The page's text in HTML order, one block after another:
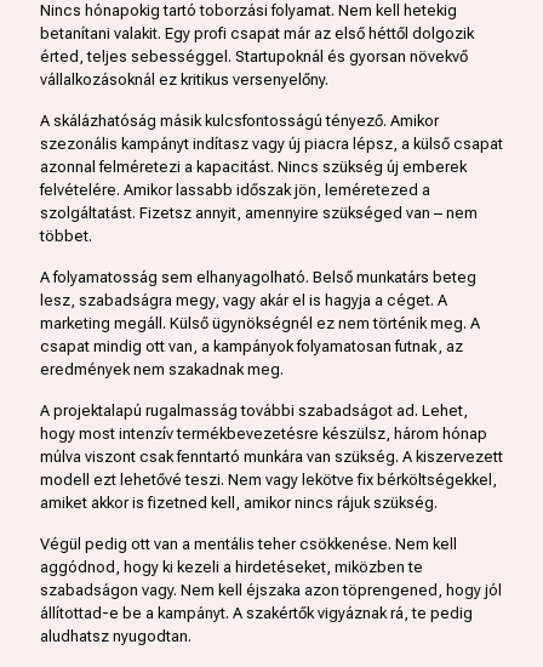
Nincs hónapokig tartó toborzási folyamat. Nem kell hetekig
betanítani valakit. Egy profi csapat már az első héttől dolgozik
érted, teljes sebességgel. Startupoknál és gyorsan növekvő
vállalkozásoknál ez kritikus versenyelőny.
A skálázhatóság másik kulcsfontosságú tényező. Amikor
szezonális kampányt indítasz vagy új piacra lépsz, a külső csapat
azonnal felméretezi a kapacitást. Nincs szükség új emberek
felvételére. Amikor lassabb időszak jön, leméretezed a
szolgáltatást. Fizetsz annyit, amennyire szükséged van – nem
többet.
A folyamatosság sem elhanyagolható. Belső munkatárs beteg
lesz, szabadságra megy, vagy akár el is hagyja a céget. A
marketing megáll. Külső ügynökségnél ez nem történik meg. A
csapat mindig ott van, a kampányok folyamatosan futnak, az
eredmények nem szakadnak meg.
A projektalapú rugalmasság további szabadságot ad. Lehet,
hogy most intenzív termékbevezetésre készülsz, három hónap
múlva viszont csak fenntartó munkára van szükség. A kiszervezett
modell ezt lehetővé teszi. Nem vagy lekötve fix bérköltségekkel,
amiket akkor is fizetned kell, amikor nincs rájuk szükség.
Végül pedig ott van a mentális teher csökkenése. Nem kell
aggódnod, hogy ki kezeli a hirdetéseket, miközben te
szabadságon vagy. Nem kell éjszaka azon töprengened, hogy jól
állítottad-e be a kampányt. A szakértők vigyáznak rá, te pedig
aludhatsz nyugodtan.